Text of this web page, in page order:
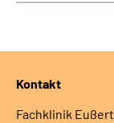
Kontakt
Fachklinik